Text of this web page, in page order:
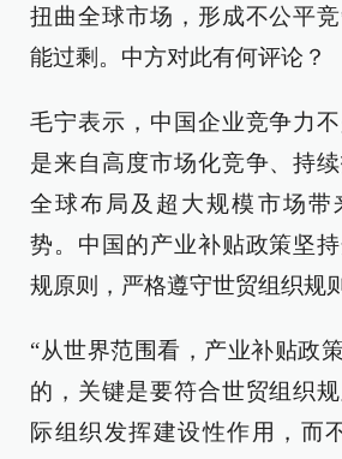
扭曲全球市场，形成不公平
能过剩。中方对此有何评论？
毛宁表示，中国企业竞争力
是来自高度市场化竞争、持
全球布局及超大规模市场带
势。中国的产业补贴政策坚
规原则，严格遵守世贸组织规则
“从世界范围看，产业补贴政
的，关键是要符合世贸组织
际组织发挥建设性作用，而